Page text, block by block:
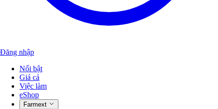
Đăng nhập
Nổi bật
Giá cả
Việc làm
eShop
Farmext